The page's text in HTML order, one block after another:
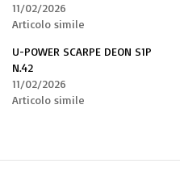
11/02/2026
Articolo simile
U-POWER SCARPE DEON S1P
N.42
11/02/2026
Articolo simile